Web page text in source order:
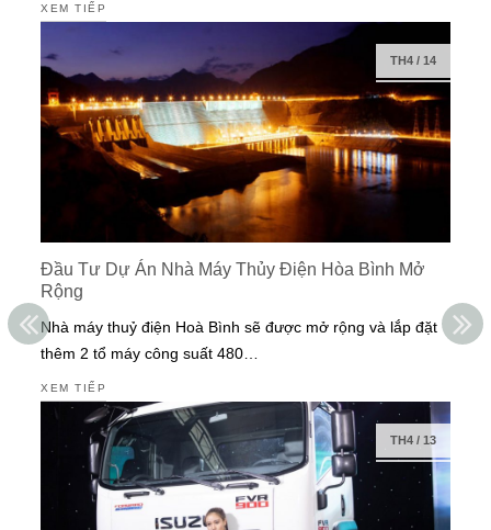
XEM TIẾP
TH4/ 14
Đầu Tư Dự Án Nhà Máy Thủy Điện Hòa Bình Mở
Rộng
Nhà máy thuỷ điện Hoà Bình sẽ được mở rộng và lắp đặt
thêm 2 tổ máy công suất 480…
XEM TIẾP
TH4/ 13